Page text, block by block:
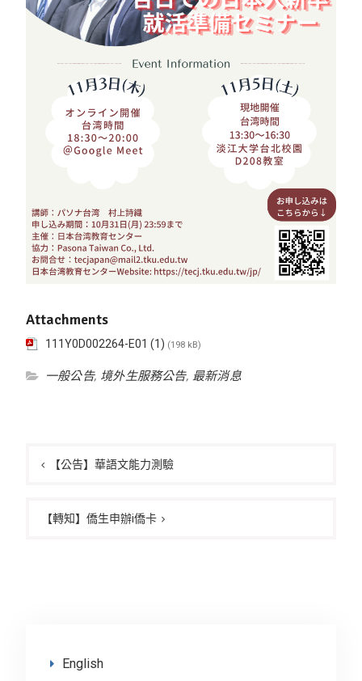
Attachments
111Y0D002264-E01 (1) (198 kB)
一般公告, 境外生服務公告, 最新消息
章
【公告】華語文能力測驗
【轉知】僑生申辦i僑卡
English